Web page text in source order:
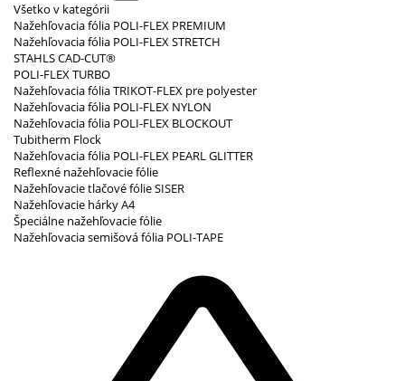
Všetko v kategórii
Nažehľovacia fólia POLI-FLEX PREMIUM
Nažehľovacia fólia POLI-FLEX STRETCH
STAHLS CAD-CUT®
POLI-FLEX TURBO
Nažehľovacia fólia TRIKOT-FLEX pre polyester
Nažehľovacia fólia POLI-FLEX NYLON
Nažehľovacia fólia POLI-FLEX BLOCKOUT
Tubitherm Flock
Nažehľovacia fólia POLI-FLEX PEARL GLITTER
Reflexné nažehľovacie fólie
Nažehľovacie tlačové fólie SISER
Nažehľovacie hárky A4
Špeciálne nažehľovacie fólie
Nažehľovacia semišová fólia POLI-TAPE